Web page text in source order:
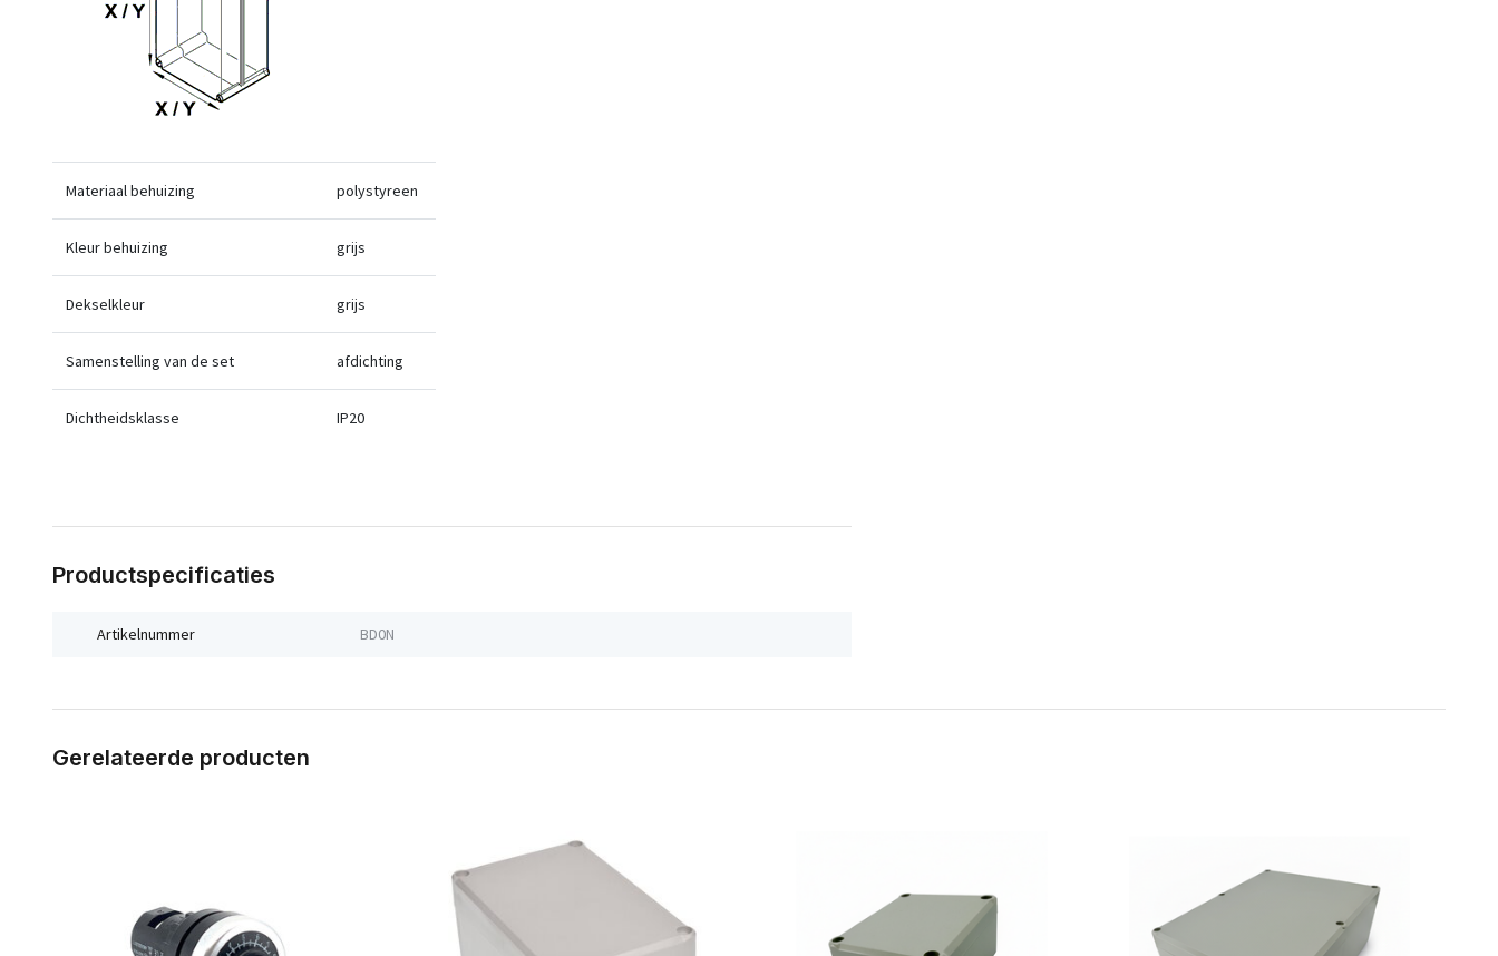
Materiaal behuizing polystyreen
Kleur behuizing grijs
Dekselkleur grijs
Samenstelling van de set afdichting
Dichtheidsklasse IP20
Productspecificaties
Artikelnummer BD0N
Gerelateerde producten